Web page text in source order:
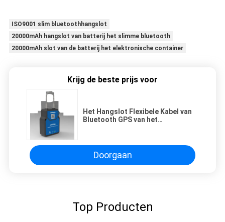
ISO9001 slim bluetoothhangslot
20000mAh hangslot van batterij het slimme bluetooth
20000mAh slot van de batterij het elektronische container
Krijg de beste prijs voor
Het Hangslot Flexibele Kabel van
Bluetooth GPS van het
Doorgaan
Top Producten